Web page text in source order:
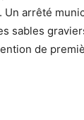
Un arrêté
sables
de